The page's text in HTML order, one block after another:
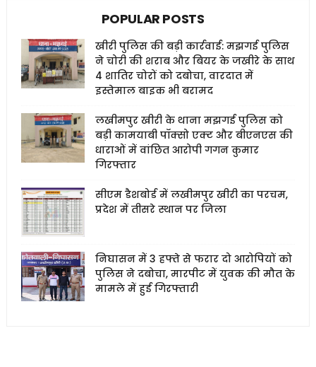
POPULAR POSTS
खीरी पुलिस की बड़ी कार्रवाई: मझगई पुलिस
ने चोरी की शराब और बियर के जखीरे के साथ
4 शातिर चोरों को दबोचा, वारदात में
इस्तेमाल बाइक भी बरामद
लखीमपुर खीरी के थाना मझगई पुलिस को
बड़ी कामयाबी पॉक्सो एक्ट और बीएनएस की
धाराओं में वांछित आरोपी गगन कुमार
गिरफ्तार
सीएम डैशबोर्ड में लखीमपुर खीरी का परचम,
प्रदेश में तीसरे स्थान पर जिला
निघासन में 3 हफ्ते से फरार दो आरोपियों को
पुलिस ने दबोचा, मारपीट में युवक की मौत के
मामले में हुई गिरफ्तारी